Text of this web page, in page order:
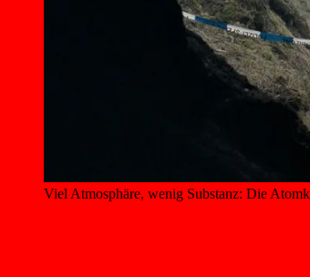
Viel Atmosphäre, wenig Substanz: Die